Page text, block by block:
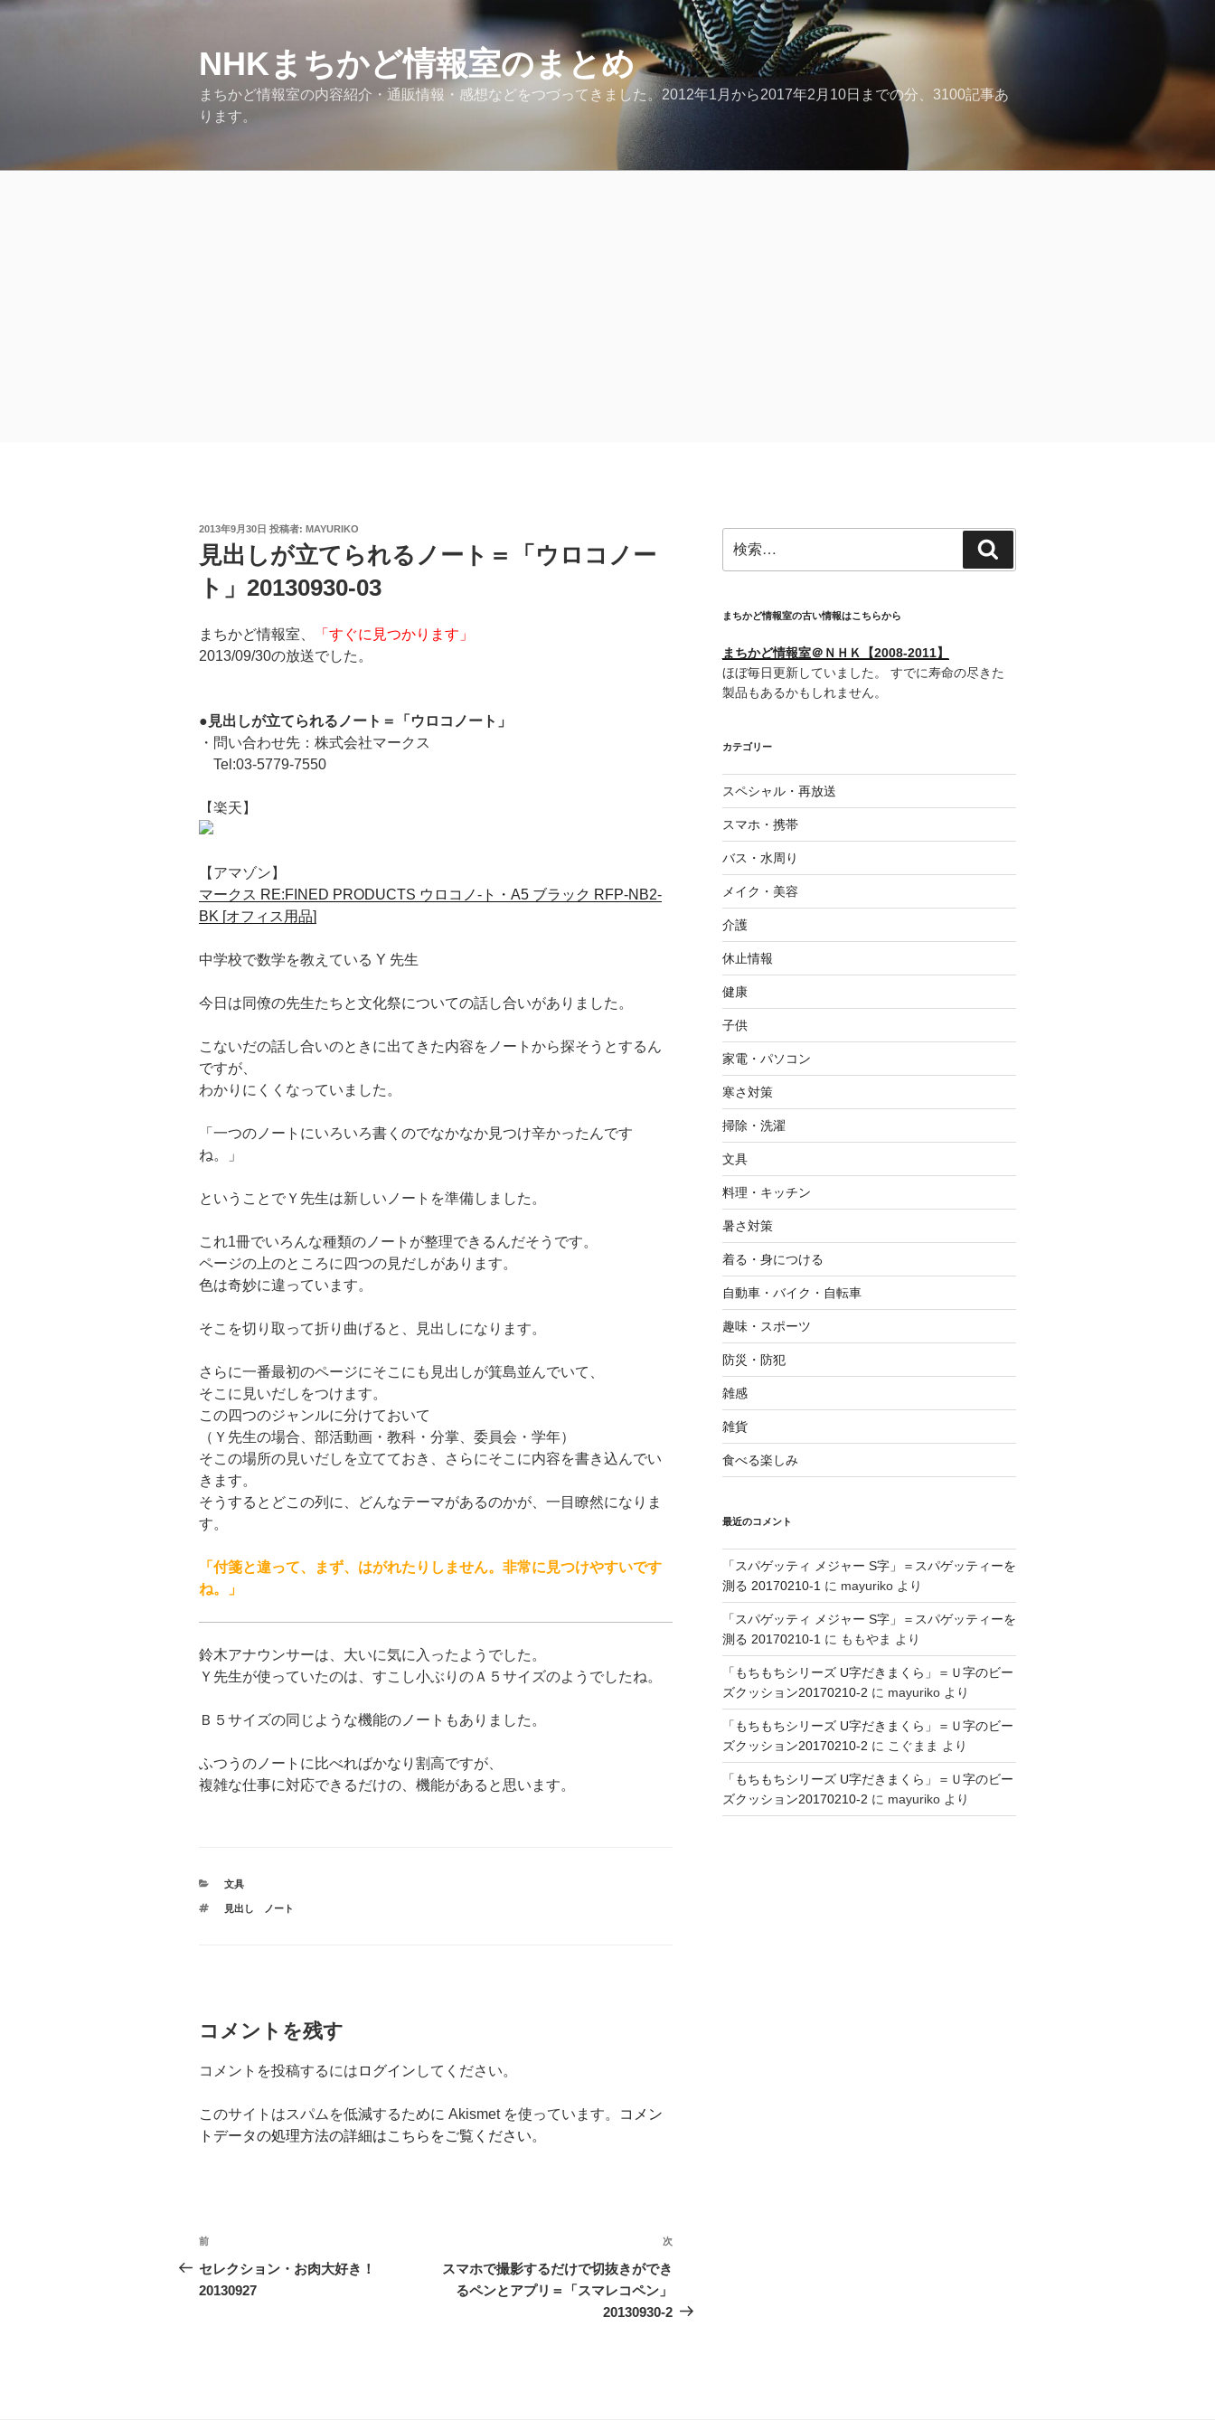
コ
NHKまちかど情報室のまとめ
まちかど情報室の内容紹介・通販情報・感想などをつづってきました。2012年1月から2017年2月10日までの分、3100記事あ
ります。
投
稿
日:
2013年9月30日 投稿者: MAYURIKO
見出しが立てられるノート＝「ウロコノー
ト」20130930-03
まちかど情報室、
「すぐに見つかります」
2013/09/30の放送でした。
●見出しが立てられるノート＝「ウロコノート」
・問い合わせ先：株式会社マークス
Tel:03-5779-7550
【楽天】
【アマゾン】
マークス RE:FINED PRODUCTS ウロコノ-ト・A5 ブラック RFP-NB2-
BK [オフィス用品]
中学校で数学を教えている Y 先生
今日は同僚の先生たちと文化祭についての話し合いがありました。
こないだの話し合いのときに出てきた内容をノートから探そうとするん
ですが、
わかりにくくなっていました。
「一つのノートにいろいろ書くのでなかなか見つけ辛かったんです
ね。」
ということでＹ先生は新しいノートを準備しました。
これ1冊でいろんな種類のノートが整理できるんだそうです。
ページの上のところに四つの見だしがあります。
色は奇妙に違っています。
そこを切り取って折り曲げると、見出しになります。
さらに一番最初のページにそこにも見出しが箕島並んでいて、
そこに見いだしをつけます。
この四つのジャンルに分けておいて
（Ｙ先生の場合、部活動画・教科・分掌、委員会・学年）
そこの場所の見いだしを立てておき、さらにそこに内容を書き込んでい
きます。
そうするとどこの列に、どんなテーマがあるのかが、一目瞭然になりま
す。
「付箋と違って、まず、はがれたりしません。非常に見つけやすいです
ね。」
鈴木アナウンサーは、大いに気に入ったようでした。
Ｙ先生が使っていたのは、すこし小ぶりのＡ５サイズのようでしたね。
Ｂ５サイズの同じような機能のノートもありました。
ふつうのノートに比べればかなり割高ですが、
複雑な仕事に対応できるだけの、機能があると思います。
カ
ゴ
文具
タ
見出し ノート
コメントを残す
コメントを投稿するには ログイン してください。
このサイトはスパムを低減するために Akismet を使っています。
コメン
トデータの処理方法の詳細はこちらをご覧ください。
投
稿
ナ
前
の
投
前
セレクション・お肉大好き！
20130927
次
稿
次
スマホで撮影するだけで切抜きができ
るペンとアプリ＝「スマレコペン」
20130930-2
索:
索
まちかど情報室の古い情報はこちらから
まちかど情報室＠ＮＨＫ【2008-2011】
ほぼ毎日更新していました。 すでに寿命の尽きた
製品もあるかもしれません。
カテゴリー
スペシャル・再放送
スマホ・携帯
バス・水周り
メイク・美容
介護
休止情報
健康
子供
家電・パソコン
寒さ対策
掃除・洗濯
文具
料理・キッチン
暑さ対策
着る・身につける
自動車・バイク・自転車
趣味・スポーツ
防災・防犯
雑感
雑貨
食べる楽しみ
最近のコメント
「スパゲッティ メジャー S字」＝スパゲッティーを
測る 20170210-1に mayurikoより
「スパゲッティ メジャー S字」＝スパゲッティーを
測る 20170210-1に ももやま より
「もちもちシリーズ U字だきまくら」＝Ｕ字のビー
ズクッション20170210-2 に mayurikoより
「もちもちシリーズ U字だきまくら」＝Ｕ字のビー
ズクッション20170210-2 に こぐまま より
「もちもちシリーズ U字だきまくら」＝Ｕ字のビー
ズクッション20170210-2 に mayurikoより